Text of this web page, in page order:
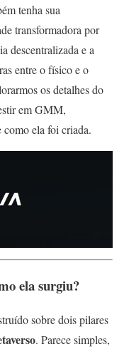
tenha sua
transformadora por
descentralizada e a
entre o físico e o
os detalhes do
em GMM,
como ela foi criada.
ela surgiu?
sobre dois pilares
. Parece simples,